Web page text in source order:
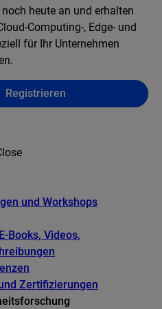
heute an und erhalten
Computing-, Edge- und
für Ihr Unternehmen
Registrieren
und Workshops
Books, Videos,
Zertifizierungen